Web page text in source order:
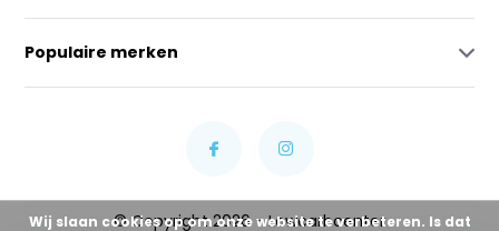
Populaire merken
© Copyright 2026 - Lowcarbcenter
Wij slaan cookies op om onze website te verbeteren. Is dat